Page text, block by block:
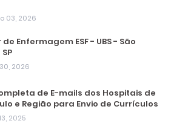
03, 2026
Enfermagem ESF - UBS - São
2026
de E-mails dos Hospitais de
e Região para Envio de Currículos
2025